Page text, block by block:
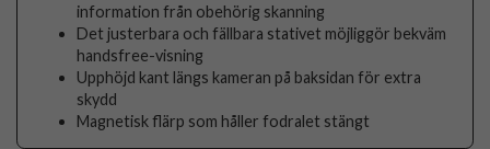
information från obehörig skanning
Det justerbara och fällbara stativet möjliggör bekväm
handsfree-visning
Upphöjd kant längs kameran på baksidan för extra
skydd
Magnetisk flärp som håller fodralet stängt